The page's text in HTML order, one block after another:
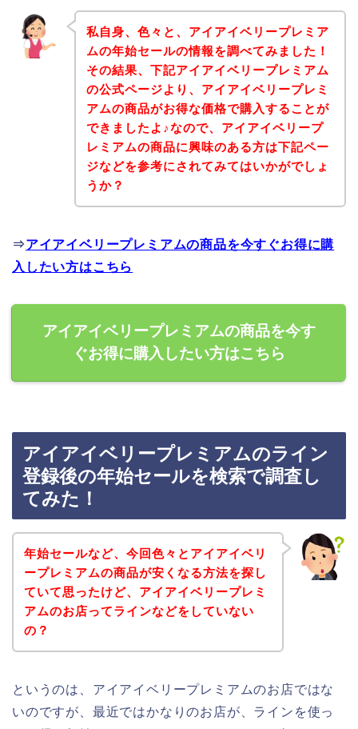
私自身、色々と、アイアイベリープレミア
ムの年始セールの情報を調べてみました！
その結果、下記アイアイベリープレミアム
の公式ページより、アイアイベリープレミ
アムの商品がお得な価格で購入することが
できましたよ♪なので、アイアイベリープ
レミアムの商品に興味のある方は下記ペー
ジなどを参考にされてみてはいかがでしょ
うか？
⇒アイアイベリープレミアムの商品を今すぐお得に購
入したい方はこちら
アイアイベリープレミアムの商品を今す
ぐお得に購入したい方はこちら
アイアイベリープレミアムのライン
登録後の年始セールを検索で調査し
てみた！
年始セールなど、今回色々とアイアイベリ
ープレミアムの商品が安くなる方法を探し
ていて思ったけど、アイアイベリープレミ
アムのお店ってラインなどをしていない
の？
というのは、アイアイベリープレミアムのお店ではな
いのですが、最近ではかなりのお店が、ラインを使っ